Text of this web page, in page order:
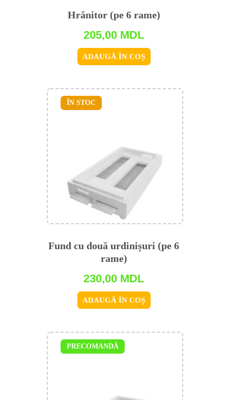
Hrănitor (pe 6 rame)
205,00 MDL
ADAUGĂ ÎN COȘ
Fund cu două urdinișuri (pe 6
rame)
230,00 MDL
ADAUGĂ ÎN COȘ
ÎN STOC
PRECOMANDĂ